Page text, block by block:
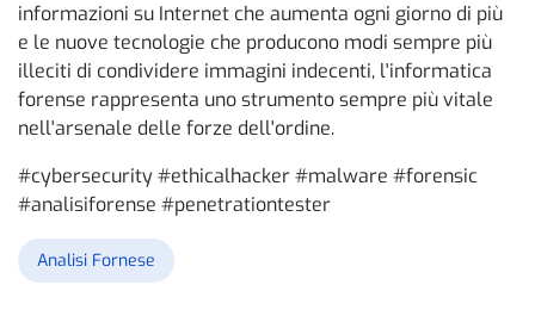
informazioni su Internet che aumenta ogni giorno di più
e le nuove tecnologie che producono modi sempre più
illeciti di condividere immagini indecenti, l'informatica
forense rappresenta uno strumento sempre più vitale
nell'arsenale delle forze dell'ordine.
#cybersecurity #ethicalhacker #malware #forensic
#analisiforense #penetrationtester
Analisi Fornese